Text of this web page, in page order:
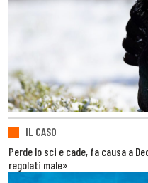
IL CASO
Perde lo sci e cade, fa causa a
regolati male»